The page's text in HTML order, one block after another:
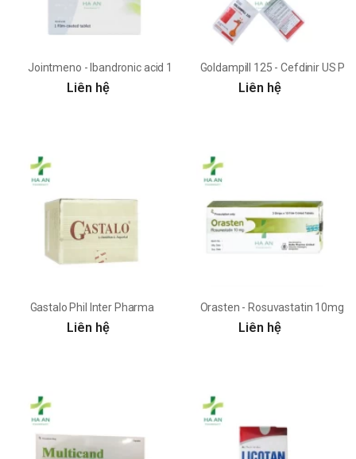
Jointmeno - Ibandronic acid 150mg Laboratorios Liconsa
Liên hệ
Goldampill 125 - Cefdinir US
Liên hệ
Gastalo Phil Inter Pharma
Liên hệ
Orasten - Rosuvastatin 10mg
Liên hệ